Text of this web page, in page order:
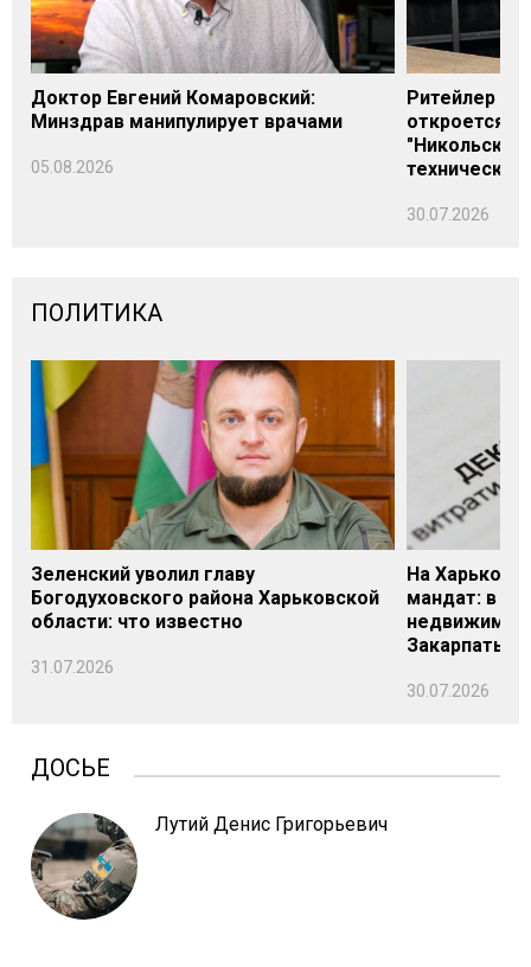
Доктор Евгений Комаровский:
Минздрав манипулирует врачами
05.08.2026
Ритейлер
откроется
технических
30.07.2026
ПОЛИТИКА
Зеленский уволил главу
Богодуховского района Харьковской
области: что известно
31.07.2026
На
мандат: в
Закарпатье
30.07.2026
ДОСЬЕ
Лутий Денис Григорьевич